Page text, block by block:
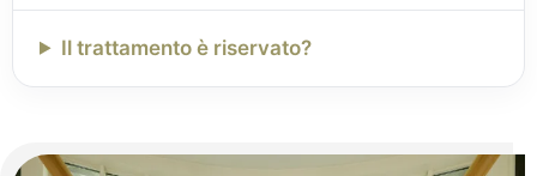
Il trattamento è riservato?